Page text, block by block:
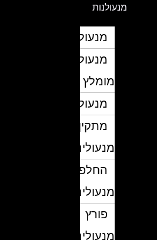
מנעולנות
מנעולן
מנעולן
מומלץ
מנעולנים
מתקין
מנעולים
החלפת
מנעולים
פורץ
מנעולים